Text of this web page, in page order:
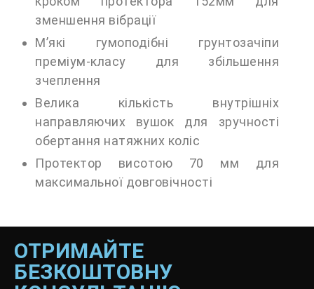
зменшення вібрації
М’які гумоподібні грунтозачіпи
преміум-класу для збільшення
зчеплення
Велика кількість внутрішніх
направляючих вушок для зручності
обертання натяжних коліс
Протектор висотою 70 мм для
максимальної довговічності
ОТРИМАЙТЕ
БЕЗКОШТОВНУ